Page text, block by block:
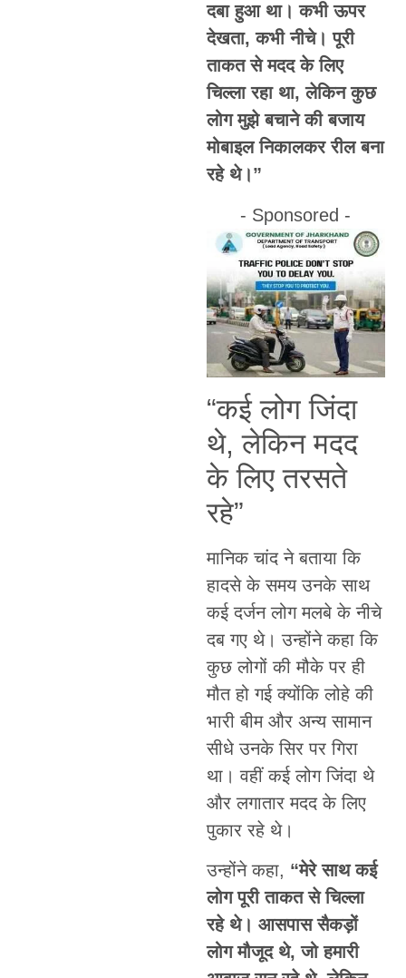
दबा हुआ था। कभी ऊपर
देखता, कभी नीचे। पूरी
ताकत से मदद के लिए
चिल्ला रहा था, लेकिन कुछ
लोग मुझे बचाने की बजाय
मोबाइल निकालकर रील बना
रहे थे।”
- Sponsored -
“कई लोग जिंदा
थे, लेकिन मदद
के लिए तरसते
रहे”
मानिक चांद ने बताया कि
हादसे के समय उनके साथ
कई दर्जन लोग मलबे के नीचे
दब गए थे। उन्होंने कहा कि
कुछ लोगों की मौके पर ही
मौत हो गई क्योंकि लोहे की
भारी बीम और अन्य सामान
सीधे उनके सिर पर गिरा
था। वहीं कई लोग जिंदा थे
और लगातार मदद के लिए
पुकार रहे थे।
उन्होंने कहा, “मेरे साथ कई
लोग पूरी ताकत से चिल्ला
रहे थे। आसपास सैकड़ों
लोग मौजूद थे, जो हमारी